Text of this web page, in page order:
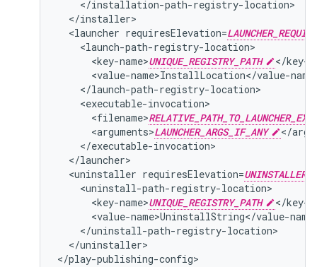
<launcher requiresElevation=
<key-name>UNIQUE_REGISTRY_PATH
<filename>RELATIVE_PATH_TO_LAUNCHER_EXE
<arguments>LAUNCHER_ARGS_IF_ANY
<uninstaller requiresElevation=
<key-name>UNIQUE_REGISTRY_PATH
</uninstaller>
</play-publishing-config>